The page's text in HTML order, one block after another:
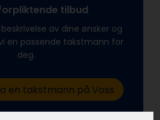
tilbud
av dine ønsker og
en passende takstmann for
deg.
en takstmann på Voss